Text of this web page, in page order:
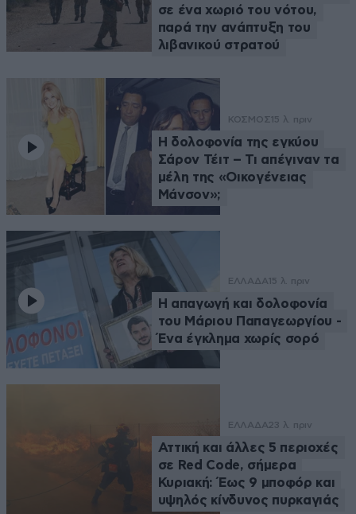
σε ένα χωριό του νότου,
παρά την ανάπτυξη του
λιβανικού στρατού
ΚΟΣΜΟΣ 15 λ. πριν
Η δολοφονία της εγκύου
Σάρον Τέιτ – Τι απέγιναν τα
μέλη της «Οικογένειας
Μάνσον»;
ΕΛΛΑΔΑ 15 λ. πριν
Η απαγωγή και δολοφονία
του Μάριου Παπαγεωργίου -
Ένα έγκλημα χωρίς σορό
ΕΛΛΑΔΑ23 λ. πριν
Αττική και άλλες 5 περιοχές
σε Red Code, σήμερα
Κυριακή: Έως 9 μποφόρ και
υψηλός κίνδυνος πυρκαγιάς